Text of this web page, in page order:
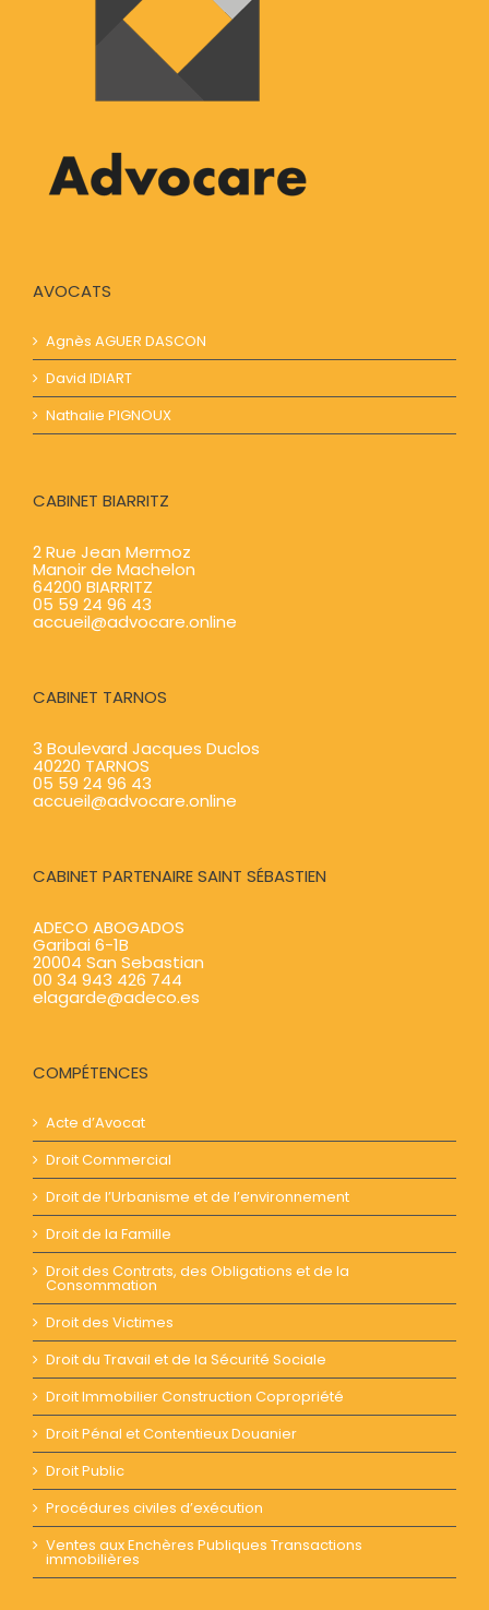
AVOCATS
Agnès AGUER​​ DASCON
David IDIART​​
Nathalie PIGNOUX
CABINET BIARRITZ
2 Rue Jean Mermoz
Manoir de Machelon
64200 BIARRITZ
05 59 24 96 43
accueil@advocare.online
CABINET TARNOS
3 Boulevard Jacques Duclos
40220 TARNOS
05 59 24 96 43
accueil@advocare.online
CABINET PARTENAIRE SAINT SÉBASTIEN
ADECO ABOGADOS
Garibai 6-1B
20004 San Sebastian
00 34 943 426 744
elagarde@adeco.es
COMPÉTENCES
Acte d’Avocat
Droit Commercial
Droit de l’Urbanisme et de l’environnement
Droit de la Famille
Droit des Contrats, des Obligations et de la
Consommation
Droit des Victimes
Droit du Travail et de la Sécurité Sociale
Droit Immobilier Construction Copropriété
Droit Pénal et Contentieux Douanier
Droit Public
Procédures civiles d’exécution
Ventes aux Enchères Publiques Transactions
immobilières